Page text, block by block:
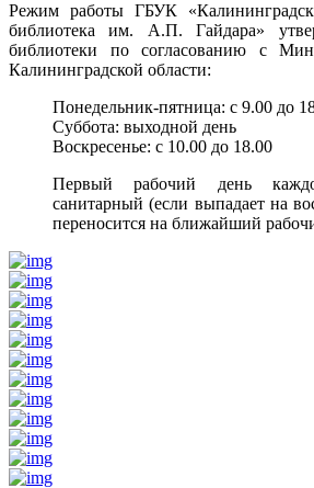
Режим работы ГБУК
библиотека им. А.П. Гайдара»
библиотеки по согласованию с
Калининградской области:
Понедельник-пятница: с 9.00 до
Суббота: выходной день
Воскресенье: с 10.00 до 18.00
Первый рабочий день
санитарный (если выпадает на
переносится на ближайший